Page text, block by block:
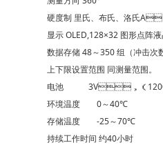
硬度制 里氏、布氏、洛
显示OLED,128×32 图形点阵
数据存储48～350 组（冲击次
上下限设置范围 同测量范围。
电池 3V，（
环境温度 0～40℃
存储温度 -25～70℃
持续工作时间 约40小时